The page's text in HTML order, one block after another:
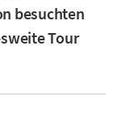
besuchten
Tour